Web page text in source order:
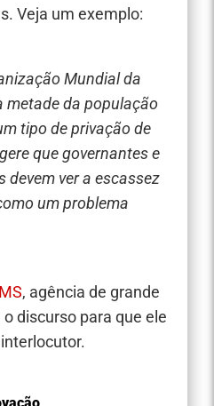
Veja um exemplo:
Mundial da
metade da população
tipo de privação de
que governantes e
ver a escassez
um problema
, agência de grande
discurso para que ele